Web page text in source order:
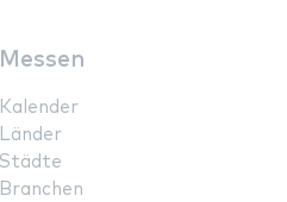
Messen
Kalender
Länder
Städte
Branchen